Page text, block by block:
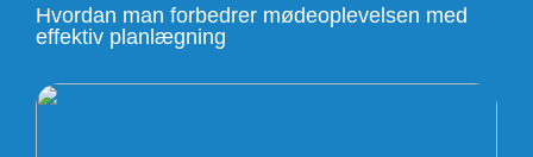
Hvordan man forbedrer mødeoplevelsen med
effektiv planlægning